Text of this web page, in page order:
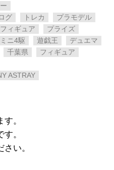
グ
トレカ
プラモデル
ィギュア
プライズ
ミニ4駆 遊戯王
デュエマ
千葉県
フィギュア
​ASTRAY
。
。
い。